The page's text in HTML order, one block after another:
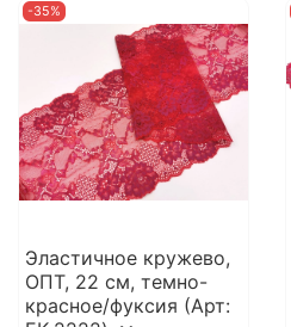
-35%
Эластичное кружево,
ОПТ, 22 см, темно-
красное/фуксия (Арт: